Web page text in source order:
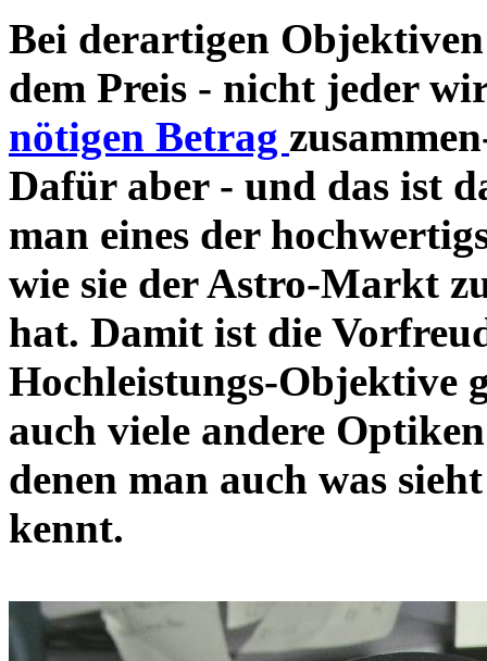
Bei derartigen
dem Preis - nicht jeder
nötigen Betrag
Dafür aber - und das ist
man eines der
wie sie der Astro-Markt
hat. Damit ist die
Hochleistungs-Objektive
auch viele andere
denen man auch was
kennt.